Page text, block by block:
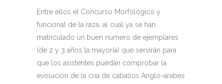
Entre ellos el Concurso Morfológico y
funcional de la raza, al cual ya se han
matriculado un buen número de ejemplares
(de 2 y 3 años la mayoría) que servirán para
que los asistentes puedan comprobar la
evolución de la cría de caballos Anglo-árabes